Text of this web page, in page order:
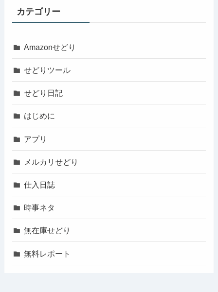
カテゴリー
Amazonせどり
せどりツール
せどり日記
はじめに
アプリ
メルカリせどり
仕入日誌
時事ネタ
無在庫せどり
無料レポート